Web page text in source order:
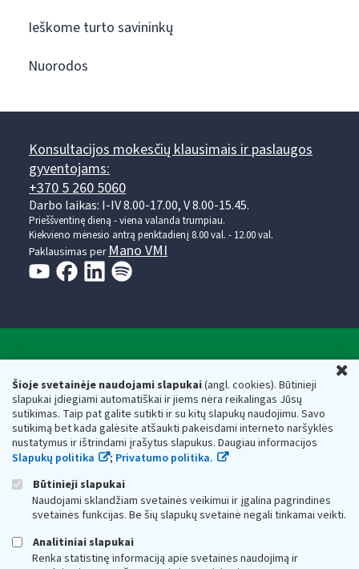
Šioje svetainėje naudojami slapukai(angl. cookies). Būtinieji
slapukai įdiegiami automatiškai ir jiems nėra reikalingas Jūsų
sutikimas. Taip pat galite sutikti ir su kitų slapukų naudojimu. Savo
sutikimą bet kada galėsite atšaukti pakeisdami interneto naršyklės
nustatymus ir ištrindami įrašytus slapukus. Daugiau informacijos
Slapukų politika
; Privatumo politika.
Būtinieji slapukai
Naudojami sklandžiam svetainės veikimui ir įgalina pagrindines
svetainės funkcijas. Be šių slapukų svetainė negali tinkamai veikti.
Analitiniai slapukai
Renka statistinę informaciją apie svetainės naudojimą ir
Ieškome turto savininkų
Nuorodos
Konsultacijos mokesčių klausimais ir paslaugos
gyventojams:
+370 5 260 5060
Darbo laikas: I-IV 8.00-17.00, V 8.00-15.45.
Prieššventinę dieną - viena valanda trumpiau.
Kiekvieno mėnesio antrą penktadienį 8.00 val. - 12.00 val.
Paklausimas perMano VMI
Valstybinė mokesčių inspekcija prie Lietuvos
Respublikos finansų ministerijos
Biudžetinė įstaiga. Juridinio asmens kodas — 188659752,
adresas: Vasario 16-osios g. 14, 01107 Vilnius, Lietuva, el.paštas:
vmi@vmi.lt , E. pristatymo dėžutės adresas 188659752
Duomenys apie Valstybinę mokesčių inspekciją prie Lietuvos
Respublikos finansų ministerijos kaupiami ir saugomi Juridinių